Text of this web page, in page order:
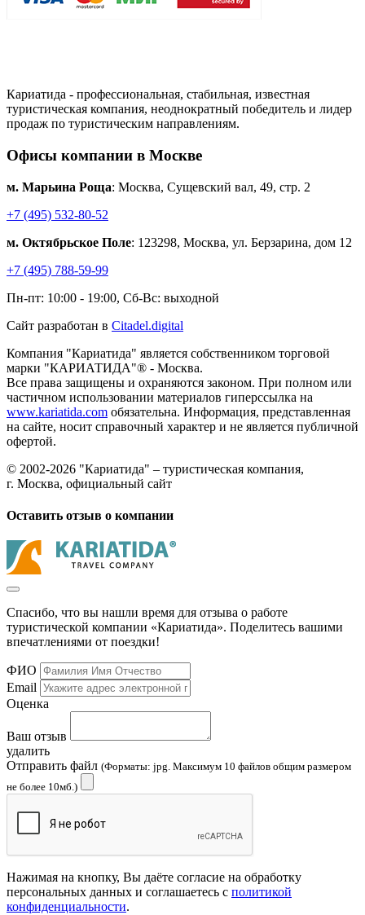
Кариатида - профессиональная, стабильная, известная
туристическая компания, неоднократный победитель и лидер
продаж по туристическим направлениям.
Офисы компании в Москве
м. Марьина Роща: Москва, Сущевский вал, 49, стр. 2
+7 (495) 532-80-52
м. Октябрьское Поле: 123298, Москва, ул. Берзарина, дом 12
+7 (495) 788-59-99
Пн-пт: 10:00 - 19:00, Сб-Вс: выходной
Сайт разработан в Citadel.digital
Компания "Кариатида" является собственником торговой
марки "КАРИАТИДА"® - Москва.
Все права защищены и охраняются законом. При полном или
частичном использовании материалов гиперссылка на
www.kariatida.com обязательна. Информация, представленная
на сайте, носит справочный характер и не является публичной
офертой.
© 2002-2026 "Кариатида" – туристическая компания,
г. Москва, официальный сайт
Оставить отзыв о компании
Спасибо, что вы нашли время для отзыва о работе
туристической компании «Кариатида». Поделитесь вашими
впечатлениями от поездки!
ФИО
Email
Оценка
Ваш отзыв
удалить
Отправить файл (Форматы: jpg. Максимум 10 файлов общим размером
не более 10мб.)
Нажимая на кнопку, Вы даёте согласие на обработку
персональных данных и соглашаетесь с политикой
конфиденциальности.